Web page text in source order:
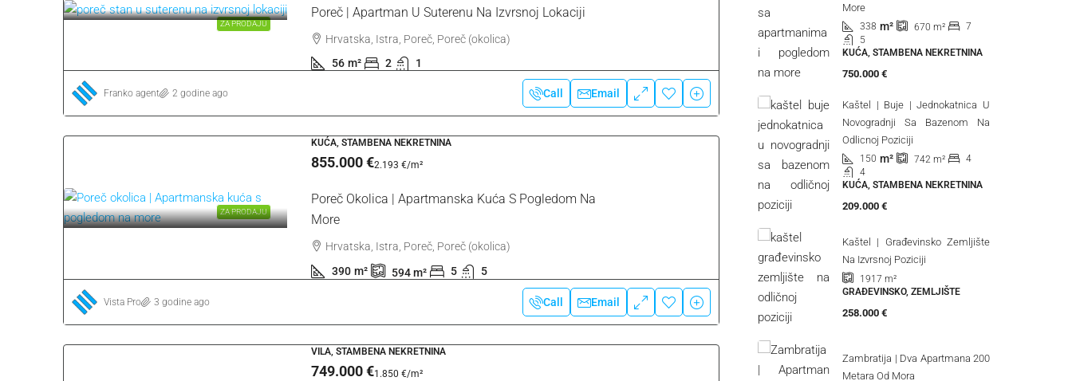
ZA PRODAJU
Poreč | Apartman U Suterenu Na Izvrsnoj Lokaciji
Hrvatska, Istra, Poreč, Poreč (okolica)
56 m² 2 1
Franko agent 2 godine ago Call Email
ZA PRODAJU
KUĆA, STAMBENA NEKRETNINA
855.000 €2.193 €/m²
Poreč Okolica | Apartmanska Kuća S Pogledom Na
More
Hrvatska, Istra, Poreč, Poreč (okolica)
390 m² 594m² 5 5
Vista Pro 3 godine ago Call Email
VILA, STAMBENA NEKRETNINA
749.000 €1.850 €/m²
More
338 m² 670 m²
7
5
KUĆA, STAMBENA NEKRETNINA
750.000 €
Kaštel | Buje | Jednokatnica U
Novogradnji Sa Bazenom Na
Odlicnoj Poziciji
150 m² 742 m²
4
4
KUĆA, STAMBENA NEKRETNINA
209.000 €
Kaštel | Građevinsko Zemljište
Na Izvrsnoj Poziciji
1917 m²
GRAĐEVINSKO, ZEMLJIŠTE
258.000 €
Zambratija | Dva Apartmana 200
Metara Od Mora